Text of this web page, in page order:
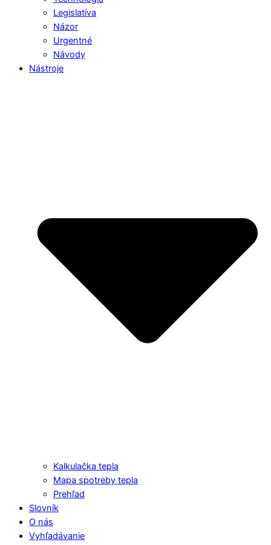
Legislatíva
Názor
Urgentné
Návody
Nástroje
Kalkulačka tepla
Mapa spotreby tepla
Prehľad
Slovník
O nás
Vyhľadávanie